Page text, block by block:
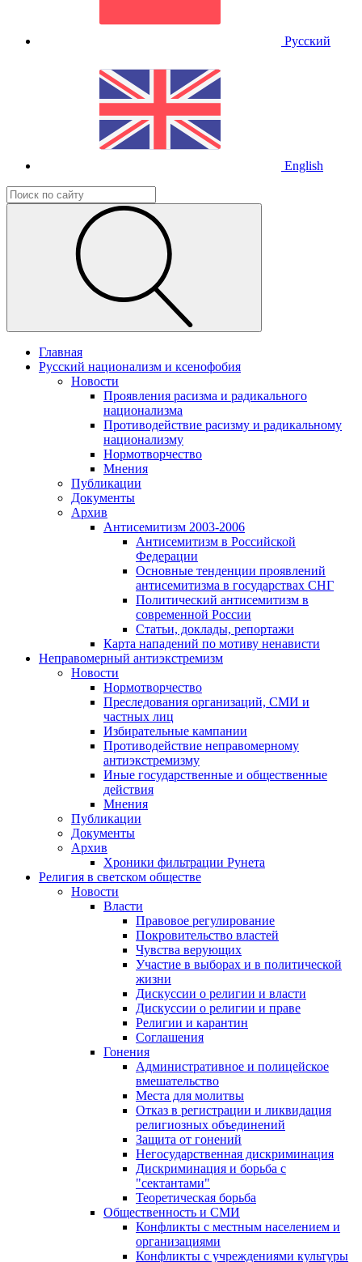
Русский
English
Главная
Русский национализм и ксенофобия
Новости
Проявления расизма и радикального
национализма
Противодействие расизму и радикальному
национализму
Нормотворчество
Мнения
Публикации
Документы
Архив
Антисемитизм 2003-2006
Антисемитизм в Российской
Федерации
Основные тенденции проявлений
антисемитизма в государствах СНГ
Политический антисемитизм в
современной России
Статьи, доклады, репортажи
Карта нападений по мотиву ненависти
Неправомерный антиэкстремизм
Новости
Нормотворчество
Преследования организаций, СМИ и
частных лиц
Избирательные кампании
Противодействие неправомерному
антиэкстремизму
Иные государственные и общественные
действия
Мнения
Публикации
Документы
Архив
Хроники фильтрации Рунета
Религия в светском обществе
Новости
Власти
Правовое регулирование
Покровительство властей
Чувства верующих
Участие в выборах и в политической
жизни
Дискуссии о религии и власти
Дискуссии о религии и праве
Религии и карантин
Соглашения
Гонения
Административное и полицейское
вмешательство
Места для молитвы
Отказ в регистрации и ликвидация
религиозных объединений
Защита от гонений
Негосударственная дискриминация
Дискриминация и борьба с
"сектантами"
Теоретическая борьба
Общественность и СМИ
Конфликты с местным населением и
организациями
Конфликты с учреждениями культуры